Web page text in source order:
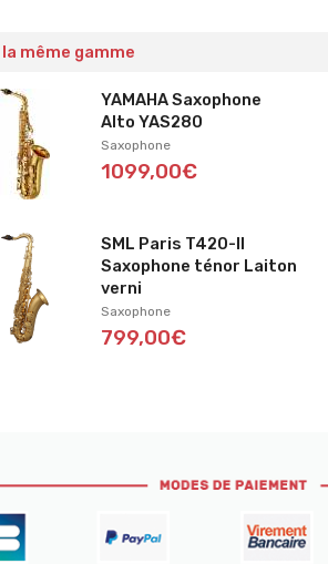
la même gamme
YAMAHA Saxophone
Alto YAS280
Saxophone
1099,00€
SML Paris T420-II
Saxophone ténor Laiton
verni
Saxophone
799,00€